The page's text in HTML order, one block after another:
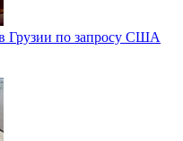
Грузии по запросу США